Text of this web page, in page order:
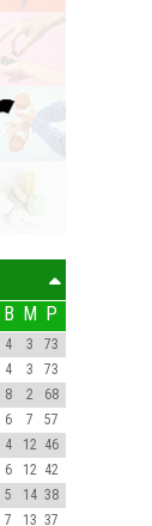
B M P
4 3
73
4 3
73
8 2
68
6 7
57
4 12 46
6 12 42
5 14 38
7 13 37